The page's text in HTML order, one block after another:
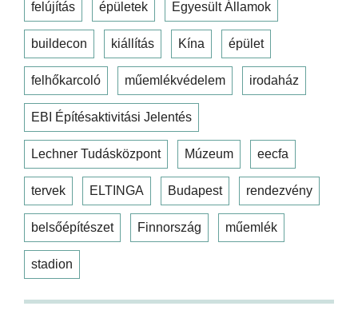
felújítás épületek Egyesült Államok
buildecon kiállítás Kína épület
felhőkarcoló műemlékvédelem irodaház
EBI Építésaktivitási Jelentés
Lechner Tudásközpont Múzeum eecfa
tervek ELTINGA Budapest rendezvény
belsőépítészet Finnország műemlék
stadion